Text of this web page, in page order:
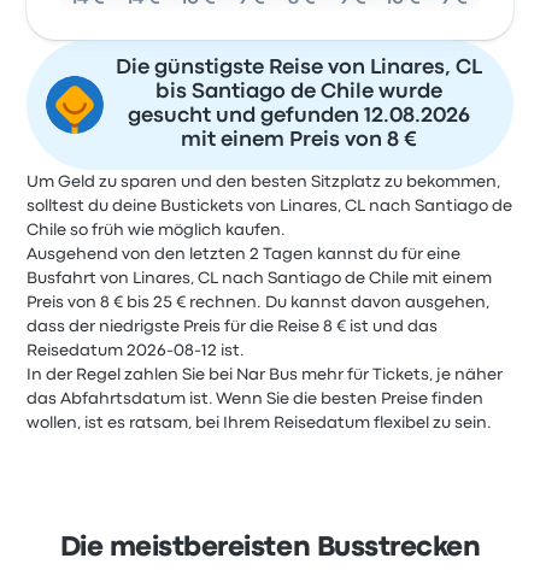
Die günstigste Reise von Linares, CL
bis Santiago de Chile wurde
gesucht und gefunden 12.08.2026
mit einem Preis von 8 €
Um Geld zu sparen und den besten Sitzplatz zu bekommen,
solltest du deine Bustickets von Linares, CL nach Santiago de
Chile so früh wie möglich kaufen.
Ausgehend von den letzten 2 Tagen kannst du für eine
Busfahrt von Linares, CL nach Santiago de Chile mit einem
Preis von 8 € bis 25 € rechnen. Du kannst davon ausgehen,
dass der niedrigste Preis für die Reise 8 € ist und das
Reisedatum 2026-08-12 ist.
In der Regel zahlen Sie bei Nar Bus mehr für Tickets, je näher
das Abfahrtsdatum ist. Wenn Sie die besten Preise finden
wollen, ist es ratsam, bei Ihrem Reisedatum flexibel zu sein.
Die meistbereisten Busstrecken